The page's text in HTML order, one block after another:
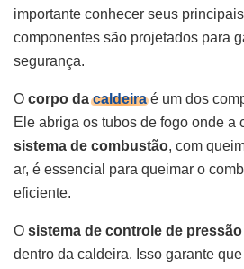
importante conhecer seus
componentes são projetados para
segurança.
O corpo dacaldeiraé um dos
Ele abriga os tubos de fogo onde a
sistema de combustão, com
ar, é essencial para queimar o
eficiente.
O sistema de controle de pressão
dentro da caldeira. Isso garante